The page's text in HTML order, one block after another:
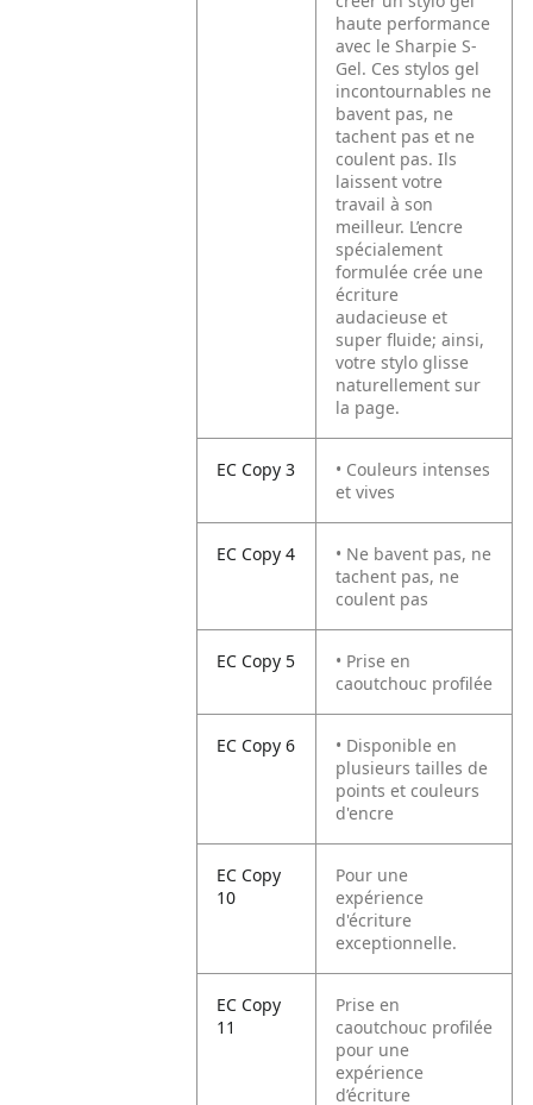
haute performance
avec le Sharpie S-
Gel. Ces stylos gel
incontournables ne
bavent pas, ne
tachent pas et ne
coulent pas. Ils
laissent votre
travail à son
meilleur. L’encre
spécialement
formulée crée une
écriture
audacieuse et
super fluide; ainsi,
votre stylo glisse
naturellement sur
la page.
EC Copy 3
• Couleurs intenses
et vives
EC Copy 4
• Ne bavent pas, ne
tachent pas, ne
coulent pas
EC Copy 5
• Prise en
caoutchouc profilée
EC Copy 6
• Disponible en
plusieurs tailles de
points et couleurs
d'encre
EC Copy
10
Pour une
expérience
d'écriture
exceptionnelle.
EC Copy
11
Prise en
caoutchouc profilée
pour une
expérience
d’écriture